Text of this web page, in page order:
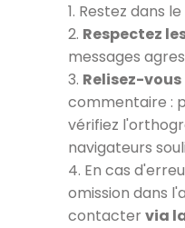
1. Restez dans
2. Respectez
messages
3. Relisez-vous
commentaire :
vérifiez
navigateurs
4. En cas
omission dans
contacter via